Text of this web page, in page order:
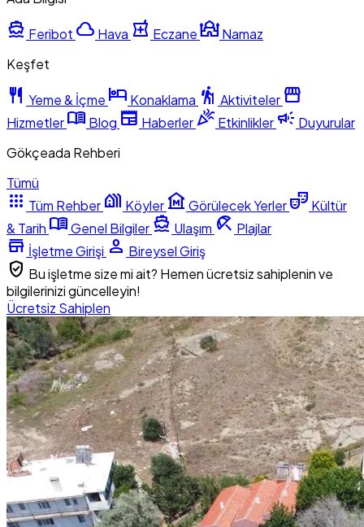
directions_boat Feribot cloud Hava local_pharmacy EczanemosqueNamaz
Keşfet
restaurant Yeme & İçme hotel Konaklama hiking Aktiviteler storefront
Hizmetlermenu_book Blog newspaper Haberler celebrationEtkinlikler campaign Duyurular
Gökçeada Rehberi
Tümü
apps Tüm Rehber holiday_village Köyler museum Görülecek Yerlertheater_comedy Kültür
& Tarih menu_bookGenel Bilgiler directions_boat Ulaşım beach_access Plajlar
store İşletme Girişi person Bireysel Giriş
verified_user Bu işletme size mi ait? Hemen ücretsiz sahiplenin ve
bilgilerinizi güncelleyin!
Ücretsiz Sahiplen